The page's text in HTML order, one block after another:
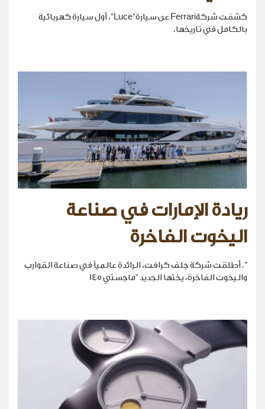
كشفت شركةFerrari عن سيارة“Luce”، أول سيارة كهربائية
بالكامل في تاريخها.
ريادة الإمارات في صناعة
اليخوت الفاخرة
". أطلقت شركة جلف كرافت، الرائدة عالمياً في صناعة القوارب
واليخوت الفاخرة، يختها الجديد "ماجستي 145